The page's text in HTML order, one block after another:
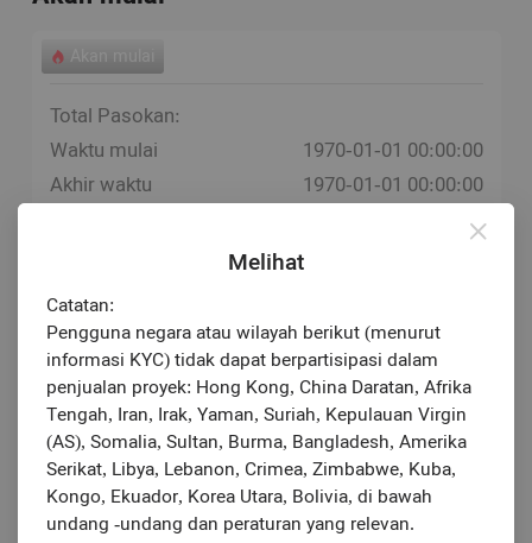
Total Pasokan:
Waktu mulai
Akhir waktu
1970-01-01 00:00:00
1970-01-01 00:00:00
1970-01-01
Melihat
Catatan:
Pengguna negara atau wilayah berikut (menurut
informasi KYC) tidak dapat berpartisipasi dalam
penjualan proyek: Hong Kong, China Daratan, Afrika
Tengah, Iran, Irak, Yaman, Suriah, Kepulauan Virgin
(AS), Somalia, Sultan, Burma, Bangladesh, Amerika
Serikat, Libya, Lebanon, Crimea, Zimbabwe, Kuba,
Kongo, Ekuador, Korea Utara, Bolivia, di bawah
undang -undang dan peraturan yang relevan.